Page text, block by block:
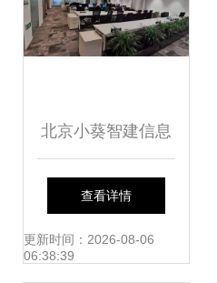
北京小葵智建信息
技术有限公司 赋能
京城企业信息技术
查看详情
更新时间：2026-08-06
06:38:39